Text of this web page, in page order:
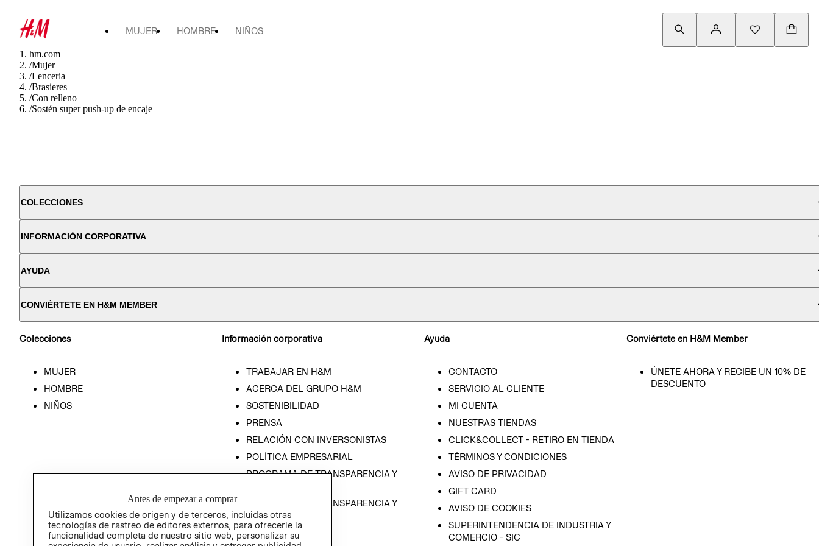
MUJER HOMBRE NIÑOS
hm.com
/Mujer
/Lenceria
/Brasieres
/Con relleno
/Sostén super push-up de encaje
COLECCIONES
INFORMACIÓN CORPORATIVA
AYUDA
CONVIÉRTETE EN H&M MEMBER
Colecciones
MUJER
HOMBRE
NIÑOS
Información corporativa
TRABAJAR EN H&M
ACERCA DEL GRUPO H&M
SOSTENIBILIDAD
PRENSA
RELACIÓN CON INVERSONISTAS
POLÍTICA EMPRESARIAL
PROGRAMA DE TRANSPARENCIA Y
PROGRAMA DE TRANSPARENCIA Y
ÉTICA (INGLÉS)
Ayuda
CONTACTO
SERVICIO AL CLIENTE
MI CUENTA
NUESTRAS TIENDAS
CLICK&COLLECT - RETIRO EN TIENDA
TÉRMINOS Y CONDICIONES
AVISO DE PRIVACIDAD
GIFT CARD
AVISO DE COOKIES
SUPERINTENDENCIA DE INDUSTRIA Y
COMERCIO - SIC
Conviértete en H&M Member
ÚNETE AHORA Y RECIBE UN 10% DE
DESCUENTO
Antes de empezar a comprar
Utilizamos cookies de origen y de terceros, incluidas otras
tecnologías de rastreo de editores externos, para ofrecerle la
funcionalidad completa de nuestro sitio web, personalizar su